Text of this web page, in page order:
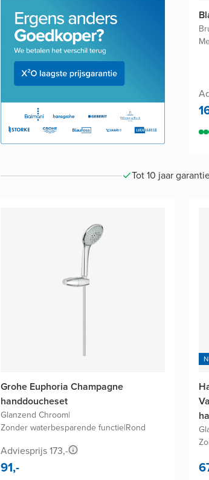
Tot 10 jaar
Grohe Euphoria Champagne
handdoucheset
Glanzend Chroom|
Zonder waterbesparende functie|Rond
Adviesprijs 173,-
91,-